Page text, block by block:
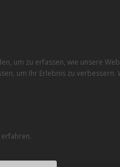
um zu erfassen, wie unsere
um Ihr Erlebnis zu verbessern.